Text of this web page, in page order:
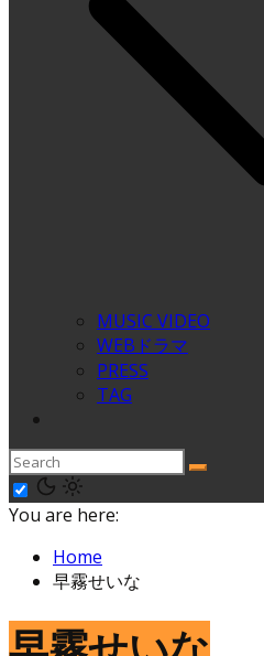
MUSIC VIDEO
WEBドラマ
PRESS
TAG
You are here:
Home
早霧せいな